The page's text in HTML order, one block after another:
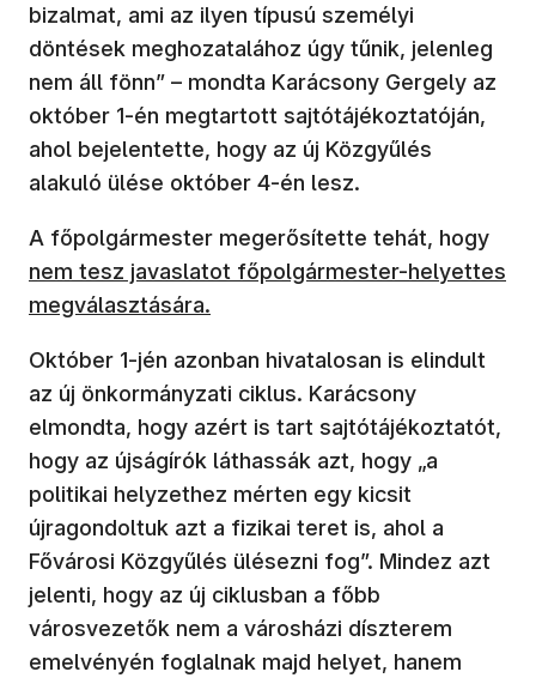
bizalmat, ami az ilyen típusú személyi
döntések meghozatalához úgy tűnik, jelenleg
nem áll fönn” – mondta Karácsony Gergely az
október 1-én megtartott sajtótájékoztatóján,
ahol bejelentette, hogy az új Közgyűlés
alakuló ülése október 4-én lesz.
A főpolgármester megerősítette tehát, hogy
nem tesz javaslatot főpolgármester-helyettes
megválasztására.
Október 1-jén azonban hivatalosan is elindult
az új önkormányzati ciklus. Karácsony
elmondta, hogy azért is tart sajtótájékoztatót,
hogy az újságírók láthassák azt, hogy „a
politikai helyzethez mérten egy kicsit
újragondoltuk azt a fizikai teret is, ahol a
Fővárosi Közgyűlés ülésezni fog”. Mindez azt
jelenti, hogy az új ciklusban a főbb
városvezetők nem a városházi díszterem
emelvényén foglalnak majd helyet, hanem